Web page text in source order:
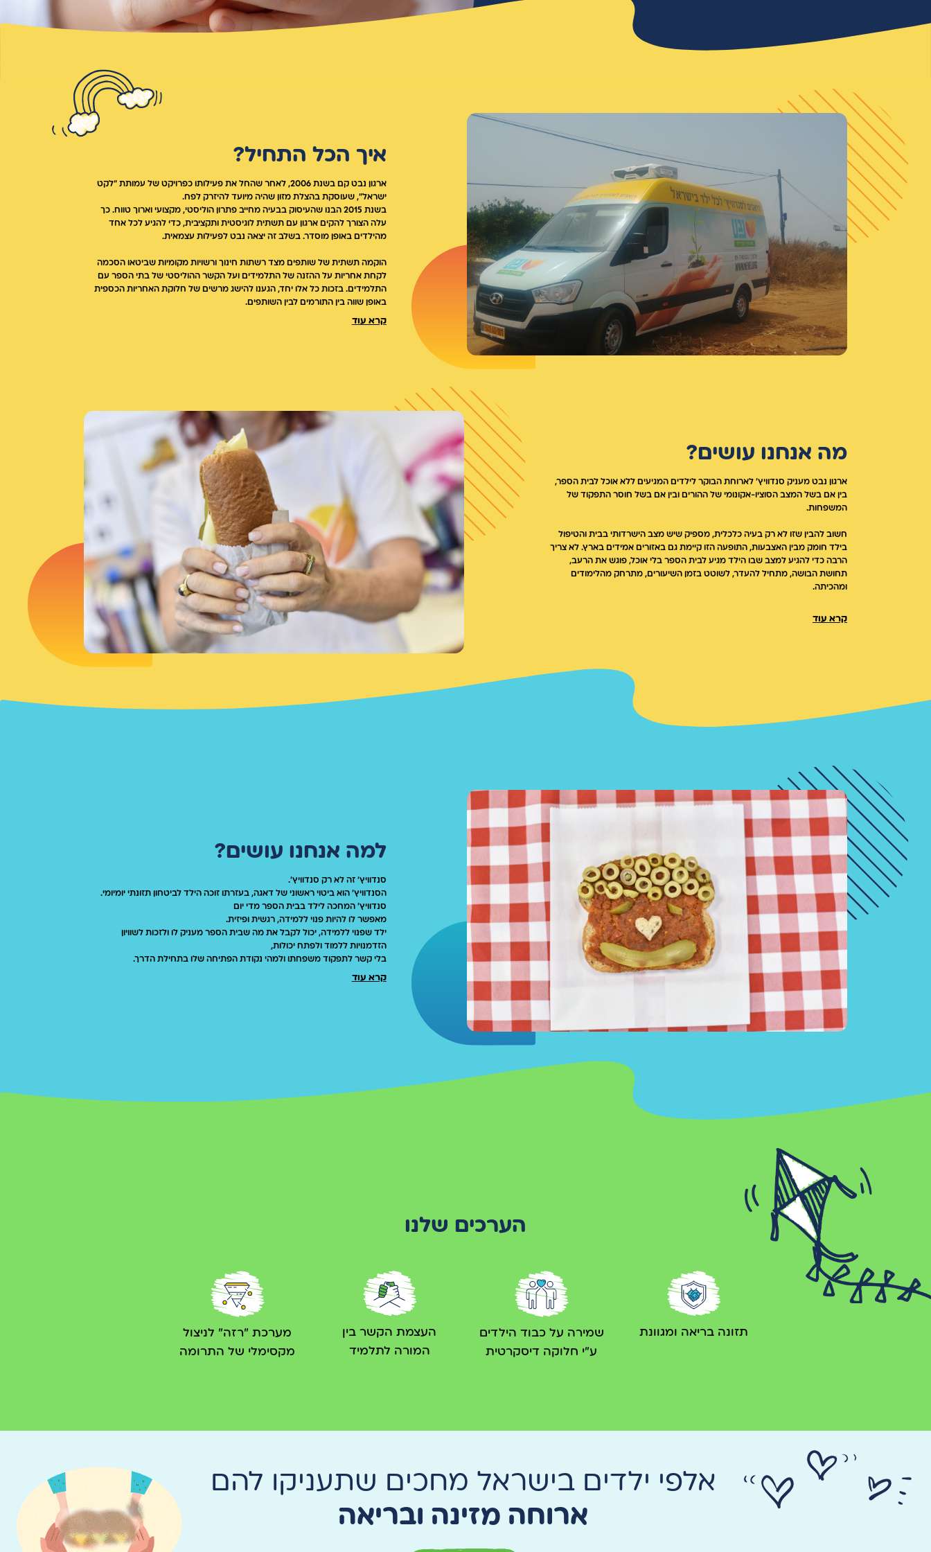
איך הכל התחיל?
ארגון נבט קם בשנת 2006, לאחר שהחל את פעילותו כפרויקט של עמותת "לקט
ישראל", שעוסקת בהצלת מזון שהיה מיועד להיזרק לפח.
בשנת 2015 הבנו שהעיסוק בבעיה מחייב פתרון הוליסטי, מקצועי וארוך טווח. כך
עלה הצורך להקים ארגון עם תשתית לוגיסטית ותקציבית, כדי להגיע לכל אחד
מהילדים באופן מוסדר. בשלב זה יצאה נבט לפעילות עצמאית.
הוקמה תשתית של שותפים מצד רשתות חינוך ורשויות מקומיות שביטאו הסכמה
לקחת אחריות על ההזנה של התלמידים ועל הקשר ההוליסטי של בתי הספר עם
התלמידים. בזכות כל אלו יחד, הגענו להישג מרשים של חלוקת האחריות הכספית
באופן שווה בין התורמים לבין השותפים.
בעקבות שנות הפעילות שלנו, לאחר אינספור משובים חיוביים שקיבלנו מבתי הספר,
הרואה בהענקת אוכל במסגרת בית הספר כלי משמעותי לקידום מטרות רחבות
יותר של בית הספר.
קרא עוד
מה אנחנו עושים?
ארגון נבט מעניק סנדוויץ' לארוחת הבוקר לילדים המגיעים ללא אוכל לבית הספר,
בין אם בשל המצב הסוציו-אקונומי של ההורים ובין אם בשל חוסר התפקוד של
המשפחות.
חשוב להבין שזו לא רק בעיה כלכלית, מספיק שיש מצב הישרדותי בבית והטיפול
בילד חומק מבין האצבעות, התופעה הזו קיימת גם באזורים אמידים בארץ. לא צריך
הרבה כדי להגיע למצב שבו הילד מגיע לבית הספר בלי אוכל, פוגש את הרעב,
תחושת הבושה, מתחיל להעדר, לשוטט בזמן השיעורים, מתרחק מהלימודים
ומהכיתה.
היא להגדיל באמצעותם את צריכת הפירות והירקות של הילדים שאנו תומכים בהם.
אנו מקווים שילדים אלו יביאו את השינוי המבורך הלאה לחייהם ולחיי משפחותיהם.
הפעילות שלנו נועדה כדי שהילד ירגיש בטחון, כך שתמיד יהיה עוגן של סנדוויץ'
שיחכה לו בבית הספר.
ובכל המגזרים – יהודים, ערבים, בדואים, דתיים, חרדים וחילונים.
מדי יום אנחנו מעניקים 19,000 סנדוויצ'ים בכל רחבי הארץ.
קרא עוד
למה אנחנו עושים?
סנדוויץ' זה לא רק סנדוויץ'.
הסנדוויץ' הוא ביטוי ראשוני של דאגה, בעזרתו זוכה הילד לביטחון תזונתי יומיומי.
סנדוויץ' המחכה לילד בבית הספר מדי יום
מאפשר לו להיות פנוי ללמידה, רגשית ופיזית.
ילד שפנוי ללמידה, יכול לקבל את מה שבית הספר מעניק לו ולזכות לשוויון
הזדמנויות ללמוד ולפתח יכולות,
בלי קשר לתפקוד משפחתו ולמהי נקודת הפתיחה שלו בתחילת הדרך.
האני מאמין שלנו שהילדים לא ידעו שהסנדוויץ' הגיע מנבט אלא מבית הספר עצמו,
קרא עוד
הערכים שלנו
תזונה בריאה ומגוונת
שמירה על כבוד הילדים
ע"י חלוקה דיסקרטית
העצמת הקשר בין
המורה לתלמיד
מערכת "רזה" לניצול
מקסימלי של התרומה
אלפי ילדים בישראל מחכים שתעניקו להם
ארוחה מזינה ובריאה